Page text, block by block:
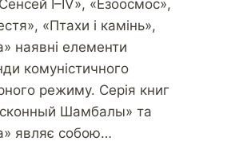
I–IV», «Езоосмос»,
«Птахи і камінь»,
наявні елементи
комуністичного
режиму. Серія книг
Шамбалы» та
являє собою…